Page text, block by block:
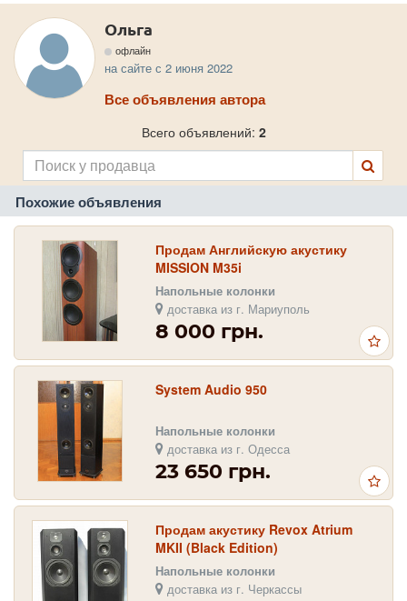
Ольга
офлайн
на сайте с 2 июня 2022
Все объявления автора
Всего объявлений: 2
Похожие объявления
Продам Английскую акустику
MISSION M35i
Напольные колонки
доставка из г. Мариуполь
8 000 грн.
System Audio 950
Напольные колонки
доставка из г. Одесса
23 650 грн.
Продам акустику Revox Atrium
MKII (Black Edition)
Напольные колонки
доставка из г. Черкассы